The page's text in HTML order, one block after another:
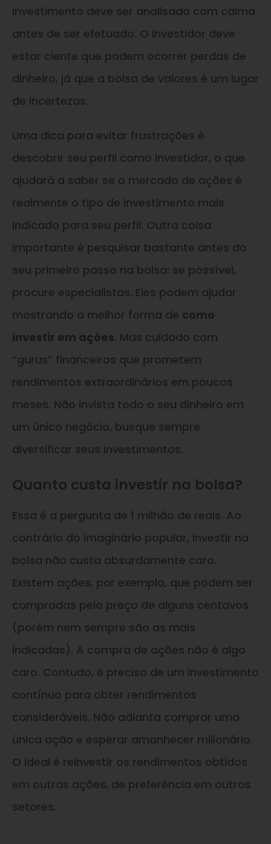
investimento deve ser analisado com calma
antes de ser efetuado. O investidor deve
estar ciente que podem ocorrer perdas de
dinheiro, já que a bolsa de valores é um lugar
de incertezas.
Uma dica para evitar frustrações é
descobrir seu perfil como investidor, o que
ajudará a saber se o mercado de ações é
realmente o tipo de investimento mais
indicado para seu perfil. Outra coisa
importante é pesquisar bastante antes do
seu primeiro passo na bolsa: se possível,
procure especialistas. Eles podem ajudar
mostrando a melhor forma de como
investir em ações. Mas cuidado com
“gurus” financeiros que prometem
rendimentos extraordinários em poucos
meses. Não invista todo o seu dinheiro em
um único negócio, busque sempre
diversificar seus investimentos.
Quanto custa investir na bolsa?
Essa é a pergunta de 1 milhão de reais. Ao
contrário do imaginário popular, investir na
bolsa não custa absurdamente caro.
Existem ações, por exemplo, que podem ser
compradas pelo preço de alguns centavos
(porém nem sempre são as mais
indicadas). A compra de ações não é algo
caro. Contudo, é preciso de um investimento
contínuo para obter rendimentos
consideráveis. Não adianta comprar uma
única ação e esperar amanhecer milionário.
O ideal é reinvestir os rendimentos obtidos
em outras ações, de preferência em outros
setores.